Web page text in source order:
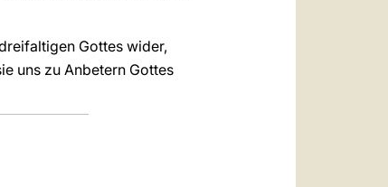
Gottes wider,
uns zu Anbetern Gottes